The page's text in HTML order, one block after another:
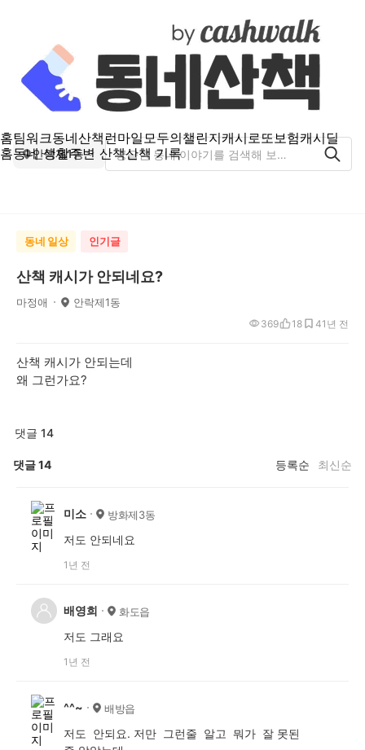
홈팀워크동네산책런마일모두의챌린지캐시로또보험캐시딜
홈동네 생활주변 산책산책 기록
안락제1동
동네 일상 인기글
산책 캐시가 안되네요?
마정애 안락제1동
1년 전
369 18 4
산책 캐시가 안되는데
왜 그런가요?
댓글 14
댓글14 등록순 최신순
미소 방화제3동
저도 안되네요
1년 전
배영희 화도읍
저도 그래요
1년 전
^^~ 배방읍
저도 안되요. 저만 그런줄 알고 뭐가 잘 못된